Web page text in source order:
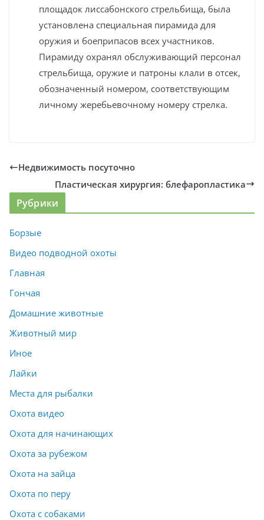
площадок лиссабонского стрельбища, была
установлена специальная пирамида для
оружия и боеприпасов всех участников.
Пирамиду охранял обслуживающий персонал
стрельбища, оружие и патроны клали в отсек,
обозначенный номером, соответствующим
личному жеребьевочному номеру стрелка.
Недвижимость посуточно
Пластическая хирургия: блефаропластика
Рубрики
Борзые
Видео подводной охоты
Главная
Гончая
Домашние животные
Животный мир
Иное
Лайки
Места для рыбалки
Охота видео
Охота для начинающих
Охота за рубежом
Охота на зайца
Охота по перу
Охота с собаками